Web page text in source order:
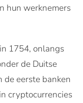
hun werknemers
1754, onlangs
de Duitse
de eerste banken
cryptocurrencies